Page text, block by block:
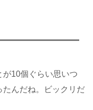
10個ぐらい思いつ
んだね。ビックリだ